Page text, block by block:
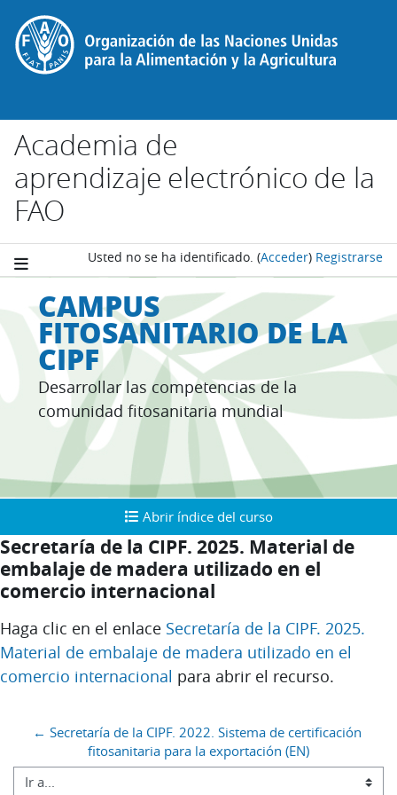
Salta al contenido principal
Academia de
aprendizaje electrónico de la
FAO
Usted no se ha identificado. (Acceder) Registrarse
CAMPUS
FITOSANITARIO DE LA
CIPF
Desarrollar las competencias de la
comunidad fitosanitaria mundial
Abrir índice del curso
Abrir índice del curso
Secretaría de la CIPF. 2025. Material de
embalaje de madera utilizado en el
comercio internacional
Requisitos de finalización
Haga clic en el enlace Secretaría de la CIPF. 2025.
Material de embalaje de madera utilizado en el
comercio internacional para abrir el recurso.
← Secretaría de la CIPF. 2022. Sistema de certificación
fitosanitaria para la exportación (EN)